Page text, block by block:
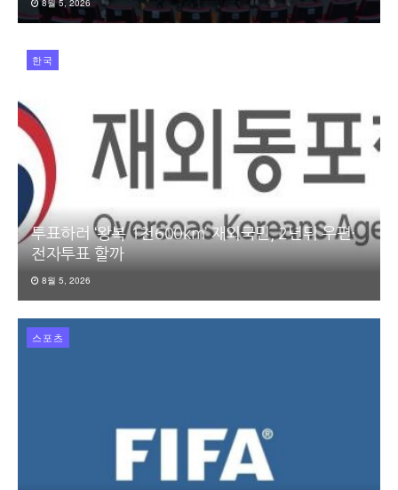
8월 5, 2026
한국
투표하러 ‘왕복 1천600km’ 재외국민, 2년뒤 우편·
전자투표 할까
8월 5, 2026
스포츠